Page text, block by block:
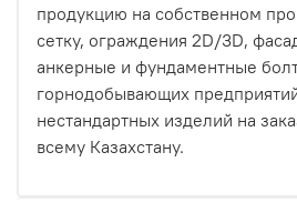
продукцию на собственном
сетку, ограждения 2D/3D,
анкерные и фундаментные
горнодобывающих
нестандартных изделий на
всему Казахстану.